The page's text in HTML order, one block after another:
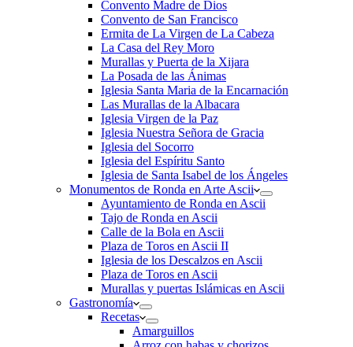
Convento Madre de Dios
Convento de San Francisco
Ermita de La Virgen de La Cabeza
La Casa del Rey Moro
Murallas y Puerta de la Xijara
La Posada de las Ánimas
Iglesia Santa Maria de la Encarnación
Las Murallas de la Albacara
Iglesia Virgen de la Paz
Iglesia Nuestra Señora de Gracia
Iglesia del Socorro
Iglesia del Espíritu Santo
Iglesia de Santa Isabel de los Ángeles
Monumentos de Ronda en Arte Ascii
Ayuntamiento de Ronda en Ascii
Tajo de Ronda en Ascii
Calle de la Bola en Ascii
Plaza de Toros en Ascii II
Iglesia de los Descalzos en Ascii
Plaza de Toros en Ascii
Murallas y puertas Islámicas en Ascii
Gastronomía
Recetas
Amarguillos